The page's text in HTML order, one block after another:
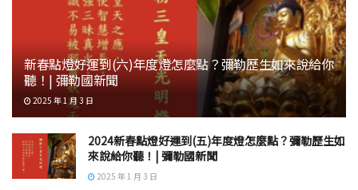
新春點燈好運到(六)年度燈怎麼點？彌勒歷生如來說給你
聽！| 彌勒國新聞
2025 年 1 月 3 日
2024新春點燈好運到(五)年度燈怎麼點？彌勒歷生如
來說給你聽！| 彌勒國新聞
2025 年 1 月 3 日